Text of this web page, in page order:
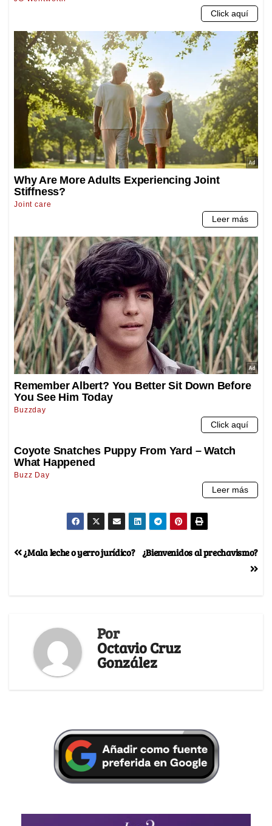
¿Bienvenidos al prechavismo?
¿Mala leche o yerro jurídico?
Por
Octavio Cruz
González